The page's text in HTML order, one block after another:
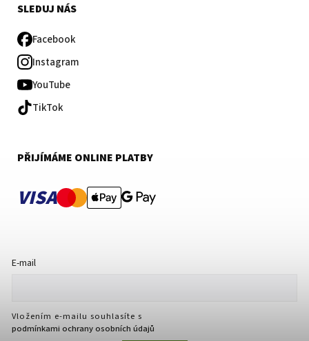
SLEDUJ NÁS
Facebook
Instagram
YouTube
TikTok
PŘIJÍMÁME ONLINE PLATBY
VISA
E-mail
Vložením e-mailu souhlasíte s
podmínkami ochrany osobních údajů